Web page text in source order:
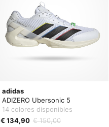
adidas
ADIZERO Ubersonic 5
14 colores disponibles
€ 134,90 € 150,00